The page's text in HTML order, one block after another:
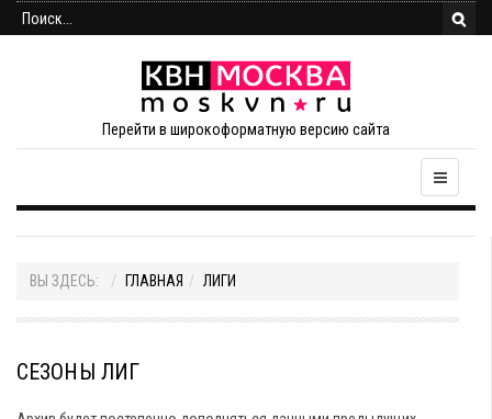
Перейти в широкоформатную версию сайта
ВЫ ЗДЕСЬ: ГЛАВНАЯ ЛИГИ
СЕЗОНЫ ЛИГ